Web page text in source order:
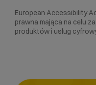
European Accessibility
prawna mająca na celu
produktów i usług